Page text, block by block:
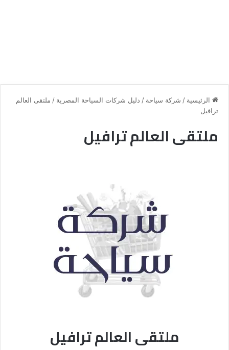
الرئيسية / شركة سياحة / دليل شركات السياحة المصرية / ملتقى العالم
ترافيل
ملتقى العالم ترافيل
ملتقى العالم ترافيل